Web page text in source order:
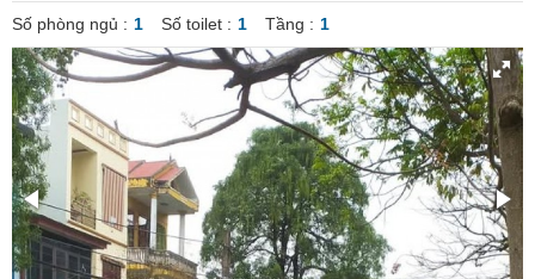
Số phòng ngủ : 1 Số toilet : 1 Tầng : 1